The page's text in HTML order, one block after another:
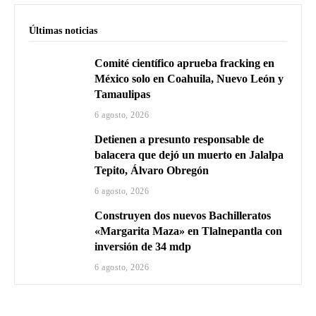
Últimas noticias
Comité científico aprueba fracking en
México solo en Coahuila, Nuevo León y
Tamaulipas
6 agosto, 2026
Detienen a presunto responsable de
balacera que dejó un muerto en Jalalpa
Tepito, Álvaro Obregón
6 agosto, 2026
Construyen dos nuevos Bachilleratos
«Margarita Maza» en Tlalnepantla con
inversión de 34 mdp
6 agosto, 2026